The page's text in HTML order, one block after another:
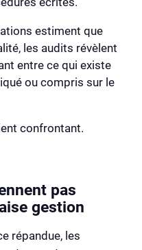
estiment que
les audits révèlent
entre ce qui existe
ou compris sur le
confrontant.
pas
gestion
répandue, les